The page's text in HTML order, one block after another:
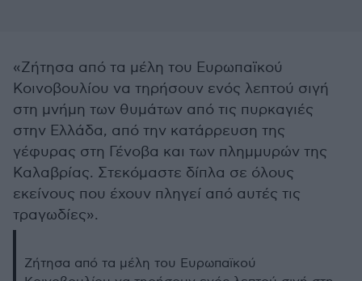
«Ζήτησα από τα μέλη του Ευρωπαϊκού
Κοινοβουλίου να τηρήσουν ενός λεπτού σιγή
στη μνήμη των θυμάτων από τις πυρκαγιές
στην Ελλάδα, από την κατάρρευση της
γέφυρας στη Γένοβα και των πλημμυρών της
Καλαβρίας. Στεκόμαστε δίπλα σε όλους
εκείνους που έχουν πληγεί από αυτές τις
τραγωδίες».
Ζήτησα από τα μέλη του Ευρωπαϊκού